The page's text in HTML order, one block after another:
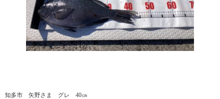
知多市 矢野さま グレ 40㎝